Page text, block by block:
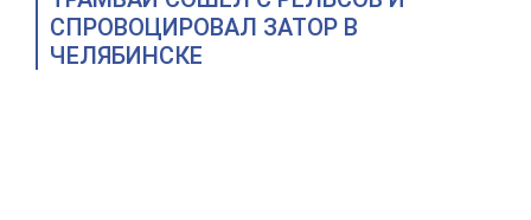
СПРОВОЦИРОВАЛ ЗАТОР В
ЧЕЛЯБИНСКЕ